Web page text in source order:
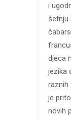
i
šetnju
djeca
jezika
raznih
je
novih